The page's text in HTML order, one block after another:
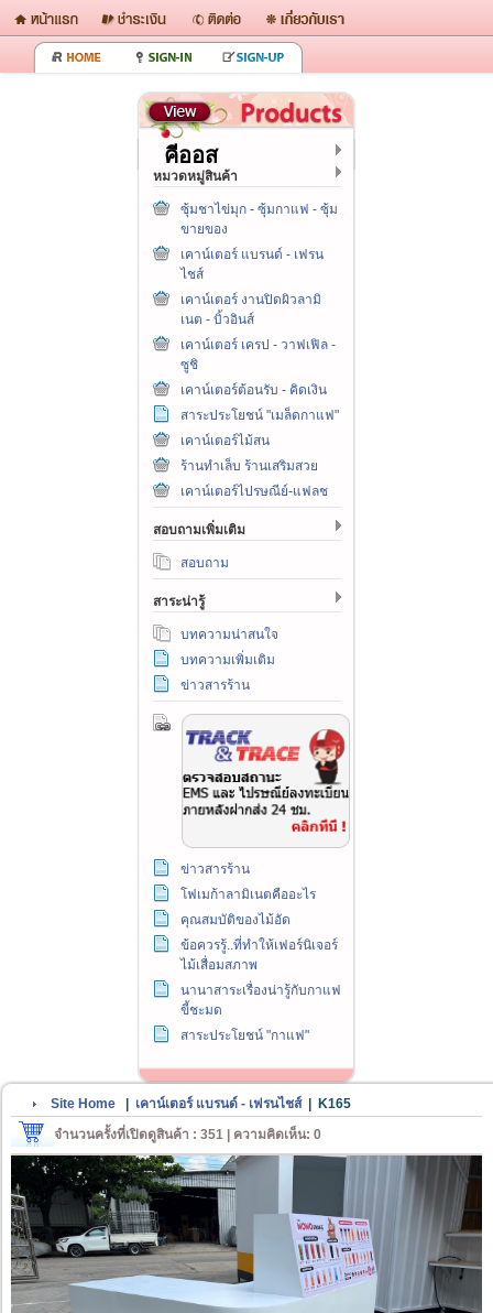
คีออส
หมวดหมู่สินค้า
ซุ้มชาไข่มุก - ซุ้มกาแฟ - ซุ้ม
ขายของ
เคาน์เตอร์ แบรนด์ - เฟรน
ไชส์
เคาน์เตอร์ งานปิดผิวลามิ
เนต - บิ้วอินส์
เคาน์เตอร์ เครป - วาฟเฟิล -
ซูชิ
เคาน์เตอร์ต้อนรับ - คิดเงิน
สาระประโยชน์ "เมล็ดกาแฟ"
เคาน์เตอร์ไม้สน
ร้านทำเล็บ ร้านเสริมสวย
เคาน์เตอร์ไปรษณีย์-แฟลช
สอบถามเพิ่มเติม
สอบถาม
สาระน่ารู้
บทความน่าสนใจ
บทความเพิ่มเติม
ข่าวสารร้าน
ข่าวสารร้าน
โฟเมก้าลามิเนตคืออะไร
คุณสมบัติของไม้อัด
ข้อควรรู้..ที่ทำให้เฟอร์นิเจอร์
ไม้เสื่อมสภาพ
นานาสาระเรื่องน่ารู้กับกาแฟ
ขี้ชะมด
สาระประโยชน์ "กาแฟ"
Site Home เคาน์เตอร์ แบรนด์ - เฟรนไชส์|
K165
จำนวนครั้งที่เปิดดูสินค้า : 351 | ความคิดเห็น: 0